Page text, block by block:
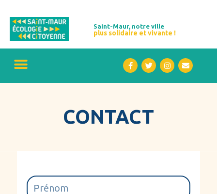
Saint-Maur, notre ville
plus solidaire et vivante !
CONTACT